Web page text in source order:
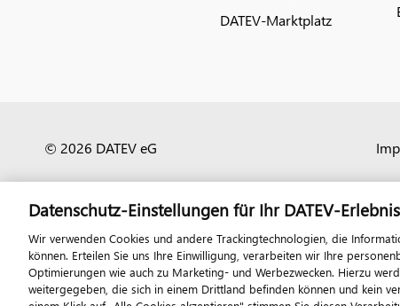
DATEV-Marktplatz
© 2026 DATEV eG
Datenschutz-Einstellungen für Ihr DATEV-Erlebnis
Wir verwenden Cookies und andere Trackingtechnologien, die
können. Erteilen Sie uns Ihre Einwilligung, verarbeiten wir Ihre
Optimierungen wie auch zu Marketing- und Werbezwecken. Hierzu
weitergegeben, die sich in einem Drittland befinden können und kein